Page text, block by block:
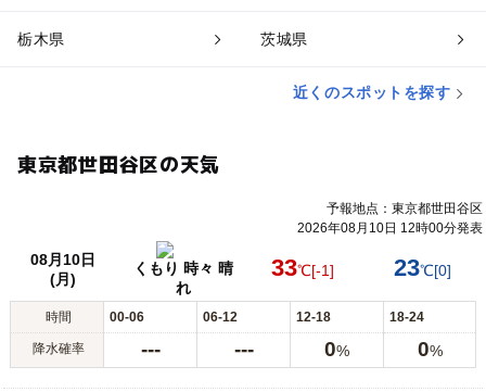
栃木県 茨城県
近くのスポットを探す
東京都世田谷区の天気
予報地点：東京都世田谷区
2026年08月10日 12時00分発表
08月10日
(月)
くもり 時々 晴
れ
33℃[-1] 23℃[0]
時間 00-06 06-12 12-18 18-24
降水確率 --- --- 0% 0%